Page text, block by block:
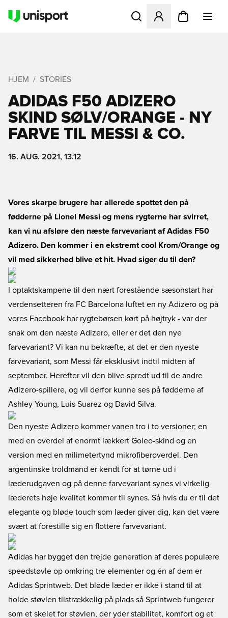
Åbner en Modal til at
HJEM STORIES
ADIDAS F50 ADIZERO
SKIND SØLV/ORANGE - NY
FARVE TIL MESSI & CO.
16. AUG. 2021, 13.12
Vores skarpe brugere har allerede spottet den på
fødderne på Lionel Messi og mens rygterne har svirret,
kan vi nu afsløre den næste farvevariant af Adidas F50
Adizero. Den kommer i en ekstremt cool Krom/Orange og
vil med sikkerhed blive et hit. Hvad siger du til den?
I optaktskampene til den nært forestående sæsonstart har
verdensetteren fra FC Barcelona luftet en ny Adizero og på
vores Facebook har rygtebørsen kørt på højtryk - var der
snak om den næste Adizero, eller er det den nye
farvevariant? Vi kan nu bekræfte, at det er den nyeste
farvevariant, som Messi får eksklusivt indtil midten af
september. Herefter vil den blive spredt ud til de andre
Adizero-spillere, og vil derfor kunne ses på fødderne af
Ashley Young, Luis Suarez og David Silva.
Den nyeste Adizero kommer vanen tro i to versioner; en
med en overdel af enormt lækkert Goleo-skind og en
version med en milimetertynd mikrofiberoverdel. Den
argentinske troldmand er kendt for at tørne ud i
læderudgaven og på denne farvevariant synes vi virkelig
læderets høje kvalitet kommer til synes. Så hvis du er til det
elegante og bløde touch som læder giver dig, kan det være
svært at forestille sig en flottere farvevariant.
Adidas har bygget den trejde generation af deres populære
speedstøvle op omkring tre elementer og én af dem er
Adidas Sprintweb. Det bløde læder er ikke i stand til at
holde støvlen tilstrækkelig på plads så Sprintweb fungerer
som et skelet for støvlen, der yder stabilitet, komfort og et